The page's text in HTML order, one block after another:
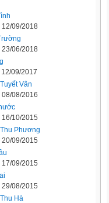
12/09/2018
23/06/2018
09/2017
Vân
08/2016
10/2015
Phương
09/2015
09/2015
08/2015
Hà